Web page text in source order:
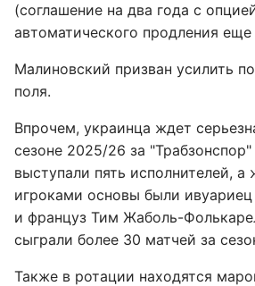
(соглашение на два года с
автоматического продления
Малиновский призван усилить
поля.
Впрочем, украинца ждет
сезоне 2025/26 за
выступали пять исполнителей,
игроками основы были
и француз Тим Жаболь-
сыграли более 30 матчей за
Также в ротации находятся